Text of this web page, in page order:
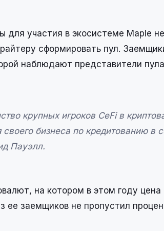
для участия в экосистеме Maple
сформировать пул.
наблюдают представители
крупных игроков CeFi в
бизнеса по кредитованию в
Пауэлл.
на котором в этом году
ее заемщиков не пропустил